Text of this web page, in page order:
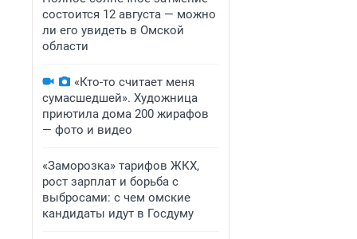
состоится 12 августа — можно
ли его увидеть в Омской
области
«Кто-то считает меня
сумасшедшей». Художница
приютила дома 200 жирафов
— фото и видео
«Заморозка» тарифов ЖКХ,
рост зарплат и борьба с
выбросами: с чем омские
кандидаты идут в Госдуму